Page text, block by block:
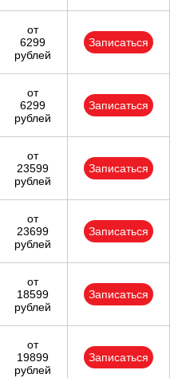
от
6299
рублей
Записаться
от
6299
рублей
Записаться
от
23599
рублей
Записаться
от
23699
рублей
Записаться
от
18599
рублей
Записаться
от
19899
рублей
Записаться